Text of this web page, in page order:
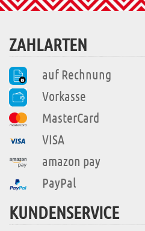
ZAHLARTEN
auf Rechnung
Vorkasse
MasterCard
VISA
amazon pay
PayPal
KUNDENSERVICE